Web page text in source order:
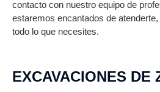
contacto con nuestro equipo de
estaremos encantados de
todo lo que necesites.
EXCAVACIONES DE